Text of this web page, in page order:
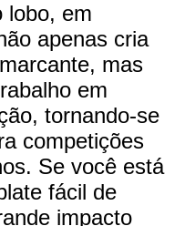
lobo, em
apenas cria
mas
em
tornando-se
competições
Se você está
fácil de
impacto